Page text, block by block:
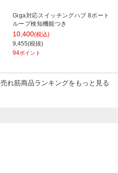
Giga対応スイッチングハブ 8ポート
ループ検知機能つき
10,400(税込)
9,455(税抜)
94ポイント
売れ筋商品ランキングをもっと見る